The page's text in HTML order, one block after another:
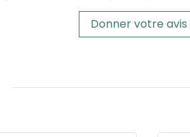
Donner votre avis